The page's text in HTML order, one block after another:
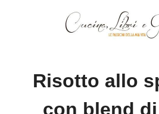
Risotto allo
con blend